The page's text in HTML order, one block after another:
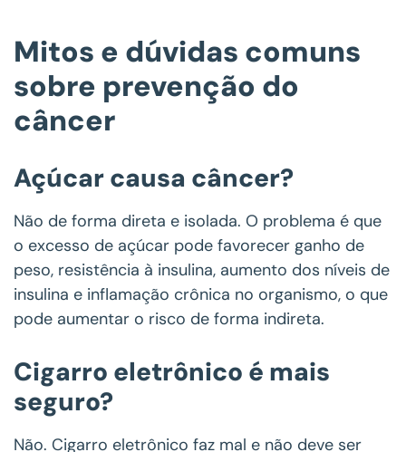
Mitos e dúvidas comuns
sobre prevenção do
câncer
Açúcar causa câncer?
Não de forma direta e isolada. O problema é que
o excesso de açúcar pode favorecer ganho de
peso, resistência à insulina, aumento dos níveis de
insulina e inflamação crônica no organismo, o que
pode aumentar o risco de forma indireta.
Cigarro eletrônico é mais
seguro?
Não. Cigarro eletrônico faz mal e não deve ser